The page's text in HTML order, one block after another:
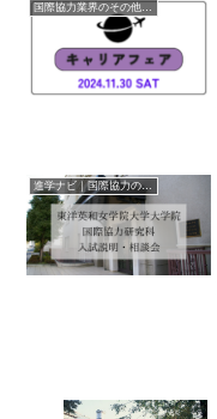
進学ナビ｜国際協力の進学情報